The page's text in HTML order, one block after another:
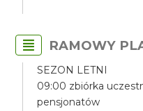
RAMOWY
SEZON LETNI
09:00 zbiórka
pensjonatów